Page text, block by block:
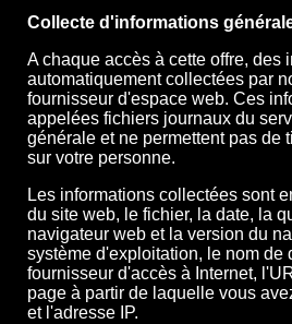
Collecte d'informations
A chaque accès à cette offre, des
automatiquement collectées par
fournisseur d'espace web. Ces
appelées fichiers journaux du
générale et ne permettent pas de
sur votre personne.
Les informations collectées sont
du site web, le fichier, la date, la
navigateur web et la version du
système d'exploitation, le nom de
fournisseur d'accès à Internet,
page à partir de laquelle vous
et l'adresse IP.